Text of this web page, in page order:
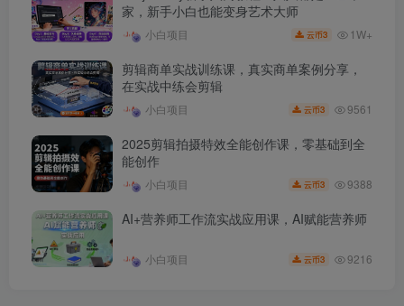
家，新手小白也能变身艺术大师
小白项目 云币3 1W+
剪辑商单实战训练课，真实商单案例分享，
在实战中练会剪辑
小白项目 云币3 9561
2025剪辑拍摄特效全能创作课，零基础到全
能创作
小白项目 云币3 9388
AI+营养师工作流实战应用课，AI赋能营养师
小白项目 云币3 9216